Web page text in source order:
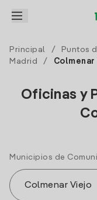
Principal / Puntos
Madrid
/ Colmenar
Oficinas y
Municipios de